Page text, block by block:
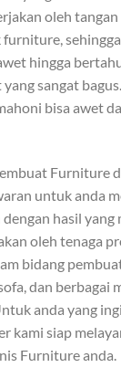
oleh
hingga
sangat
bisa awet
Furniture
untuk anda
hasil yang
oleh tenaga
bidang
dan berbagai
anda yang
kami siap
Furniture anda.